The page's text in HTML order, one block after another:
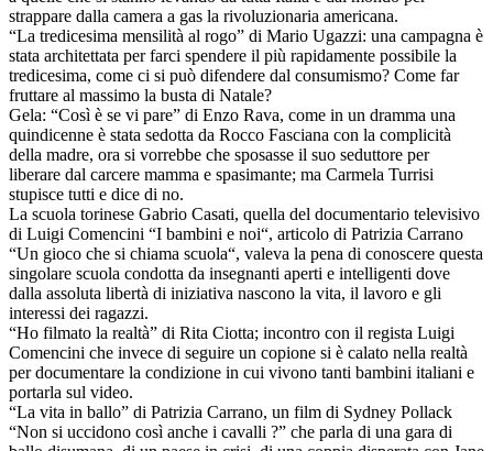
strappare dalla camera a gas la rivoluzionaria americana.
“La tredicesima mensilità al rogo” di Mario Ugazzi: una campagna è
stata architettata per farci spendere il più rapidamente possibile la
tredicesima, come ci si può difendere dal consumismo? Come far
fruttare al massimo la busta di Natale?
Gela: “Così è se vi pare” di Enzo Rava, come in un dramma una
quindicenne è stata sedotta da Rocco Fasciana con la complicità
della madre, ora si vorrebbe che sposasse il suo seduttore per
liberare dal carcere mamma e spasimante; ma Carmela Turrisi
stupisce tutti e dice di no.
La scuola torinese Gabrio Casati, quella del documentario televisivo
di Luigi Comencini “I bambini e noi“, articolo di Patrizia Carrano
“Un gioco che si chiama scuola“, valeva la pena di conoscere questa
singolare scuola condotta da insegnanti aperti e intelligenti dove
dalla assoluta libertà di iniziativa nascono la vita, il lavoro e gli
interessi dei ragazzi.
“Ho filmato la realtà” di Rita Ciotta; incontro con il regista Luigi
Comencini che invece di seguire un copione si è calato nella realtà
per documentare la condizione in cui vivono tanti bambini italiani e
portarla sul video.
“La vita in ballo” di Patrizia Carrano, un film di Sydney Pollack
“Non si uccidono così anche i cavalli ?” che parla di una gara di